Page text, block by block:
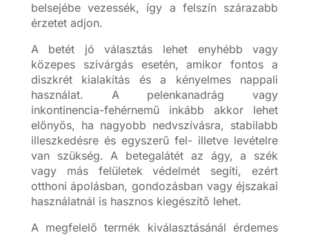
belsejébe vezessék, így a felszín szárazabb
érzetet adjon.
A betét jó választás lehet enyhébb vagy
közepes szivárgás esetén, amikor fontos a
diszkrét kialakítás és a kényelmes nappali
használat. A pelenkanadrág vagy
inkontinencia-fehérnemű inkább akkor lehet
előnyös, ha nagyobb nedvszívásra, stabilabb
illeszkedésre és egyszerű fel- illetve levételre
van szükség. A betegalátét az ágy, a szék
vagy más felületek védelmét segíti, ezért
otthoni ápolásban, gondozásban vagy éjszakai
használatnál is hasznos kiegészítő lehet.
A megfelelő termék kiválasztásánál érdemes